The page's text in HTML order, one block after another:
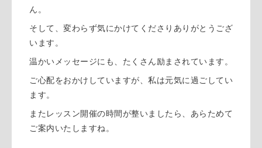
ん。
そして、変わらず気にかけてくださりありがとうござ
います。
温かいメッセージにも、たくさん励まされています。
ご心配をおかけしていますが、私は元気に過ごしてい
ます。
またレッスン開催の時間が整いましたら、あらためて
ご案内いたしますね。